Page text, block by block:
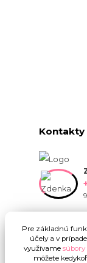
Kontakty
Pre základnú
účely a v
využívame súbory
môžete